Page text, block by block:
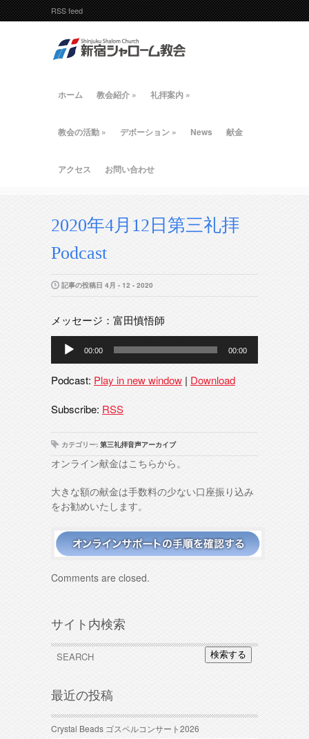
RSS feed
ホーム 教会紹介 » 礼拝案内 »
教会の活動 » デボーション » News 献金
アクセス お問い合わせ
2020年4月12日第三礼拝
Podcast
記事の投稿日 4月 - 12 - 2020
メッセージ：富田慎悟師
レ
ー
ー
00:00 00:00
Podcast: Play in new window | Download
Subscribe: RSS
カテゴリー: 第三礼拝音声アーカイブ
オンライン献金はこちらから。
大きな額の献金は手数料の少ない口座振り込み
をお勧めいたします。
Comments are closed.
サイト内検索
検索する
最近の投稿
Crystal Beads ゴスペルコンサート2026